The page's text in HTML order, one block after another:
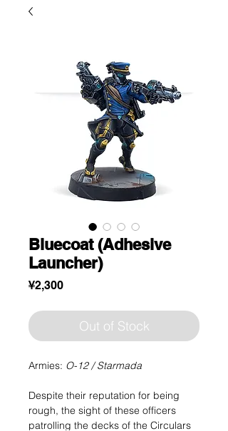
Bluecoat (Adhesive
Launcher)
¥2,300Price
Out of Stock
Armies: O-12 / Starmada
Despite their reputation for being
rough, the sight of these officers
patrolling the decks of the Circulars